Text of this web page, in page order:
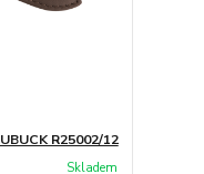
R25002/12
Skladem